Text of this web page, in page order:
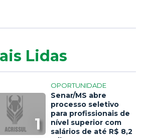
Lidas
1
OPORTUNIDADE
Senar/MS abre
processo seletivo
para profissionais de
nível superior com
salários de até R$ 8,2